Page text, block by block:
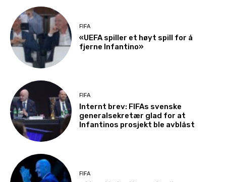
FIFA
«UEFA spiller et høyt spill for å
fjerne Infantino»
FIFA
Internt brev: FIFAs svenske
generalsekretær glad for at
Infantinos prosjekt ble avblåst
FIFA